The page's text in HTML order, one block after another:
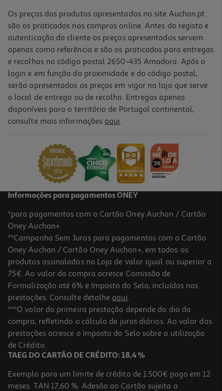
Forno Multifunções Teka Hbb 605 Com Sistema De Limpeza
349,99 €
Forno Multifunções Teka Hlb 8408 Bk Preto A+ 71l 3215w
Hydroclean
499.99 €/un
499,99 €
Os preços dos produtos apresentados no site Auchan.pt
são os praticados nas compras online. Antes do registo e
autenticação do cliente os preços apresentados servem
apenas como referência e são os praticados para entregas
e recolhas no código postal 2650-435 Amadora. Após o
login e em função da proximidade e do código postal,
serão apresentados os preços em vigor na loja que serve
o local de entrega ou de recolha. Entregas apenas
disponíveis para o território de Portugal continental,
consulte mais informações aqui.
Informações para pagamentos ONEY
*para pagamentos com o Cartão Oney Auchan / Cartão
Oney Auchan+.
**Campanha Sem Juros para pagamentos com o Cartão
Oney Auchan / Cartão Oney Auchan+, em todos os
produtos assinalados na Loja de valor igual ou superior a
75€. Ao valor da compra acresce Comissão de
Formalização até 6% e Imposto do Selo, incluídos nas
prestações. Consulte detalhe aqui.
***O valor da primeira prestação depende do dia da
compra, refletindo o cálculo de juros diários. Ao valor das
prestações acresce o Imposto do Selo sobre a utilização
de Crédito.
TAEG DO CARTÃO DE CRÉDITO: 18,4 %
Exemplo para um limite de crédito de 1.500€ pago em 12
meses. TAN 17,60 %. Adesão ao Cartão sujeita a